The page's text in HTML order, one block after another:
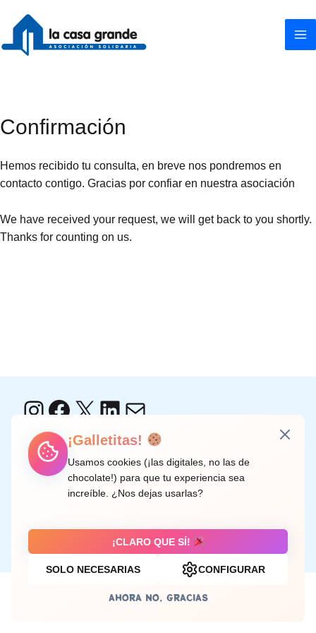
contenido
Confirmación
Hemos recibido tu consulta, en breve nos pondremos en
contacto contigo. Gracias por confiar en nuestra asociación
We have received your request, we will get back to you shortly.
Thanks for counting on us.
Instagram
Facebook
X LinkedIn
Correo electrónico
C/ Doctor Rodríguez de la Fuente, 8 València
¡Galletitas!
Usamos cookies (¡las digitales, no las de
chocolate!) para que tu experiencia sea
increíble. ¿Nos dejas usarlas?
¡CLARO QUE SÍ!
SOLO NECESARIAS CONFIGURAR
AHORA NO, GRACIAS